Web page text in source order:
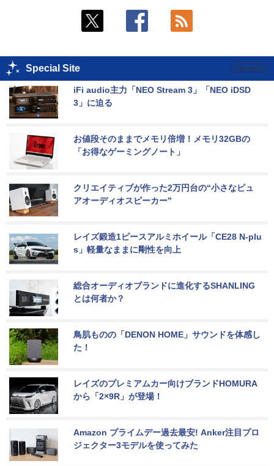
Special Site
iFi audio主力「NEO Stream 3」「NEO iDSD
3」に迫る
お値段そのままでメモリ倍増！メモリ32GBの
「お得なゲーミングノート」
クリエイティブが作った2万円台の“小さなピュ
アオーディオスピーカー”
レイズ鍛造1ピースアルミホイール「CE28 N-plu
s」軽量なままに剛性を向上
総合オーディオブランドに進化するSHANLING
とは何者か？
鳥肌ものの「DENON HOME」サウンドを体感し
た！
レイズのプレミアムカー向けブランドHOMURA
から「2×9R」が登場！
Amazon プライムデー過去最安! Anker注目プロ
ジェクター3モデルを使ってみた